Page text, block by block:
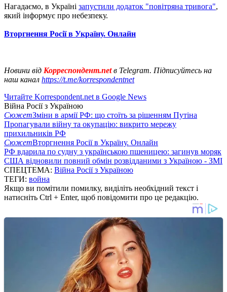
Нагадаємо, в Україні запустили додаток "повітряна тривога",
який інформує про небезпеку.
Вторгнення Росії в Україну. Онлайн
Новини від Корреспондент.netв Telegram. Підписуйтесь на
наш канал https://t.me/korrespondentnet
Читайте Korrespondent.net в Google News
Війна Росії з Україною
СюжетЗміни в армії РФ: що стоїть за рішенням Путіна
Пропагували війну та окупацію: викрито мережу
прихильників РФ
СюжетВторгнення Росії в Україну. Онлайн
РФ вдарила по судну з українською пшеницею: загинув моряк
США відновили повний обмін розвідданими з Україною - ЗМІ
СПЕЦТЕМА: Війна Росії з Україною
ТЕГИ: война
Якщо ви помітили помилку, виділіть необхідний текст і
натисніть Ctrl + Enter, щоб повідомити про це редакцію.